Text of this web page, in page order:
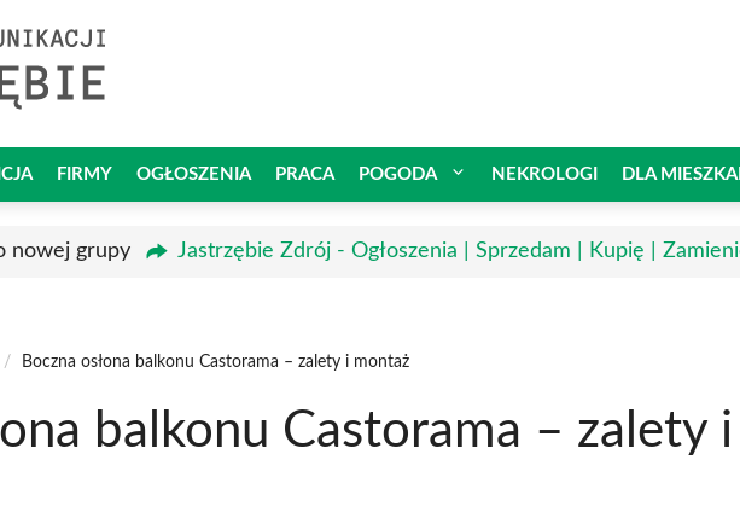
FIRMY OGŁOSZENIA PRACA POGODA NEKROLOGI DLA
nowej grupy Jastrzębie Zdrój - Ogłoszenia | Sprzedam | Kupię |
/ Boczna osłona balkonu Castorama – zalety i montaż
balkonu Castorama – zalety i